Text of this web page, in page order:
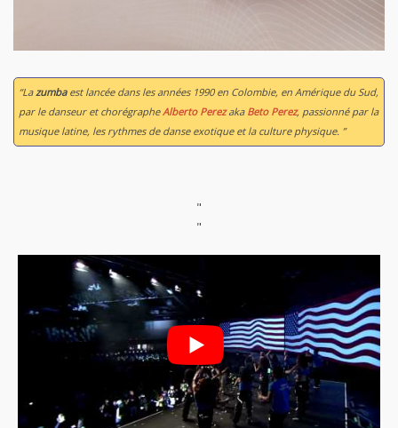
“Lazumbaest lancée dans les années 1990 en Colombie, en Amérique du Sud,
par le danseur et chorégrapheAlberto Perezaka Beto Perez, passionné par la
musique latine, les rythmes de danse exotique et la culture physique. ”
"
"